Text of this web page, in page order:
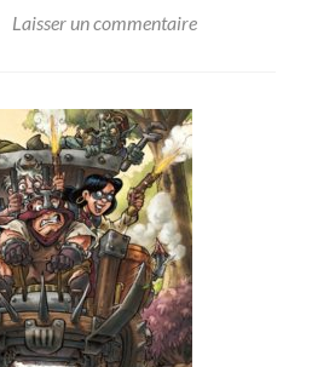
Laisser un commentaire